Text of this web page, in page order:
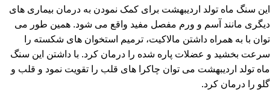
این سنگ ماه تولد اردیبهشت برای کمک نمودن به درمان بیماری های
دیگری مانند آسم و ورم مفصل مفید واقع می شود. همین طور می
توان با به همراه داشتن مالاکیت، ترمیم استخوان های شکسته را
سرعت بخشید و عضلات پاره شده را درمان کرد. با داشتن این سنگ
ماه تولد اردیبهشت می توان چاکرا های قلب را تقویت نمود و قلب و
گلو را درمان کرد.